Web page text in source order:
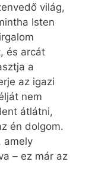
világ,
Isten
és arcát
a
az igazi
nem
átlátni,
én dolgom.
amely
– ez már az